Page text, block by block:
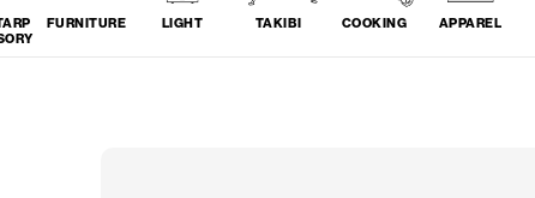
FURNITURE LIGHT TAKIBI COOKING APPAREL